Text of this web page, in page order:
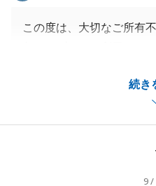
続き
この度は、大切なご所有
U様が弊社へご来店をい
伝いできたのも何かのご
た。
9 /